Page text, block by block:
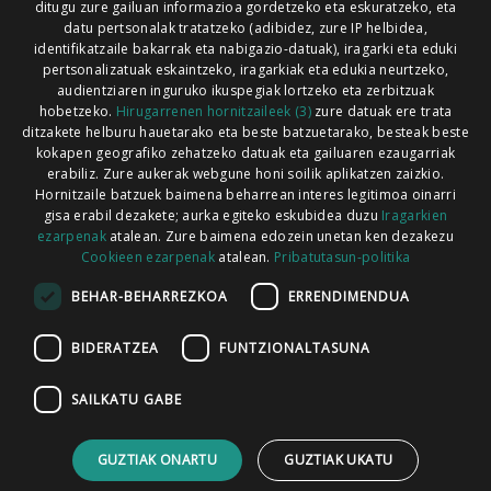
Xorroxin irratia | Lesaka | T. 948638288
Codesyntaxek garatua
HARREMANETARAKO
ditugu zure gailuan informazioa gordetzeko eta eskuratzeko, eta
datu pertsonalak tratatzeko (adibidez, zure IP helbidea,
identifikatzaile bakarrak eta nabigazio-datuak), iragarki eta eduki
pertsonalizatuak eskaintzeko, iragarkiak eta edukia neurtzeko,
audientziaren inguruko ikuspegiak lortzeko eta zerbitzuak
hobetzeko. Hirugarrenen hornitzaileek (3)zure datuak ere trata
ditzakete helburu hauetarako eta beste batzuetarako, besteak beste
kokapen geografiko zehatzeko datuak eta gailuaren ezaugarriak
erabiliz. Zure aukerak webgune honi soilik aplikatzen zaizkio.
Hornitzaile batzuek baimena beharrean interes legitimoa oinarri
gisa erabil dezakete; aurka egiteko eskubidea duzu Iragarkien
ezarpenakatalean. Zure baimena edozein unetan ken dezakezu
Cookieen ezarpenak atalean. Pribatutasun-politika
BEHAR-BEHARREZKOA ERRENDIMENDUA
BIDERATZEA FUNTZIONALTASUNA
SAILKATU GABE
GUZTIAK ONARTU GUZTIAK UKATU